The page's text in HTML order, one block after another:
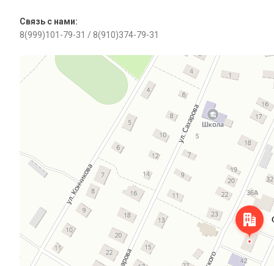
Связь с нами:
8(999)101-79-31 / 8(910)374-79-31